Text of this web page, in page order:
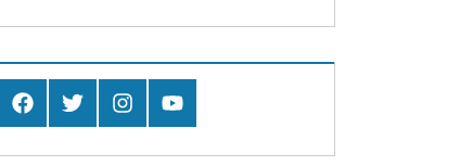
FacebookTwitter InstagramYoutube